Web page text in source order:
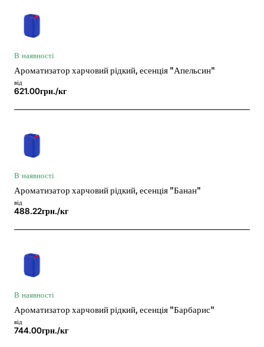
В наявності
Ароматизатор харчовий рідкий, есенція "Апельсин"
від
621.00грн./кг
В наявності
Ароматизатор харчовий рідкий, есенція "Банан"
від
488.22грн./кг
В наявності
Ароматизатор харчовий рідкий, есенція "Барбарис"
від
744.00грн./кг